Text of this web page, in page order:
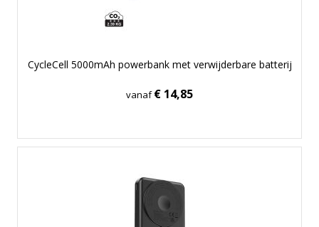
CycleCell 5000mAh powerbank met verwijderbare batterij
vanaf€ 14,85